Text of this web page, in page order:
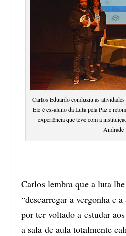
Carlos Eduardo conduziu as
Ele é ex-aluno da Luta pela Paz e
experiência que teve com a
Andrade
Carlos lembra que a luta
“descarregar a vergonha e
por ter voltado a estudar
a sala de aula totalmente